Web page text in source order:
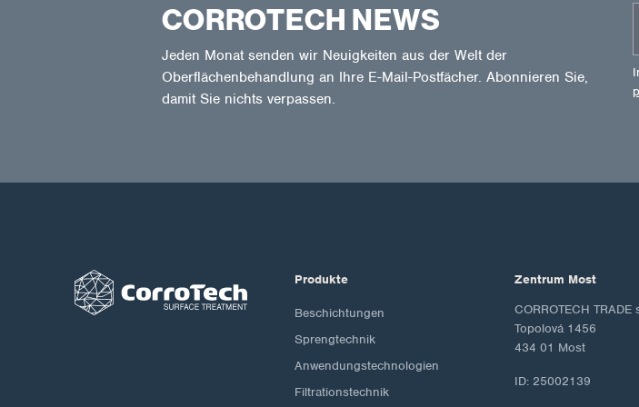
CORROTECH NEWS
Jeden Monat senden wir Neuigkeiten aus der Welt der
Oberflächenbehandlung an Ihre E-Mail-Postfächer. Abonnieren Sie,
damit Sie nichts verpassen.
Produkte
Beschichtungen
Sprengtechnik
Anwendungstechnologien
Filtrationstechnik
Zentrum Most
CORROTECH TRADE
Topolová 1456
434 01 Most
ID: 25002139